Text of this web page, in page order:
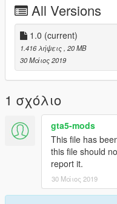
All Versions
1.0 (current)
1.416 λήψεις, 20 MB
30 Μάιος 2019
1 σχόλιο
gta5-mods
This file has
this file should
report it.
30 Μάιος 2019